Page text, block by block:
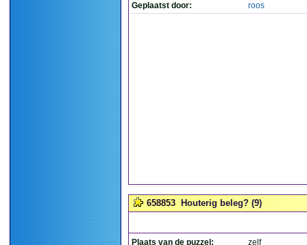
Geplaatst door: roos
658853 Houterig beleg? (9)
Plaats van de puzzel:
zelf